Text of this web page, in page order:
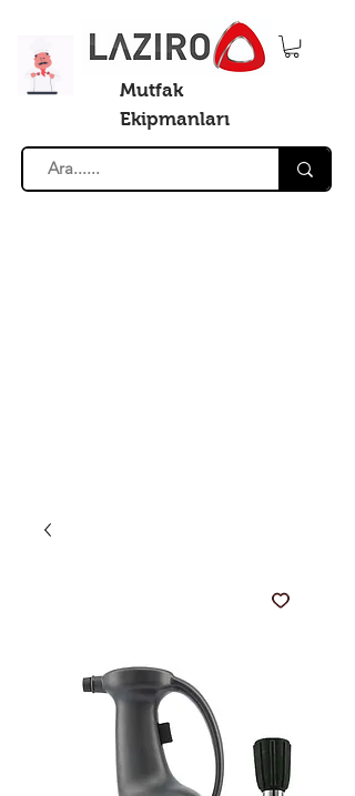
Mutfak
Ekipmanları